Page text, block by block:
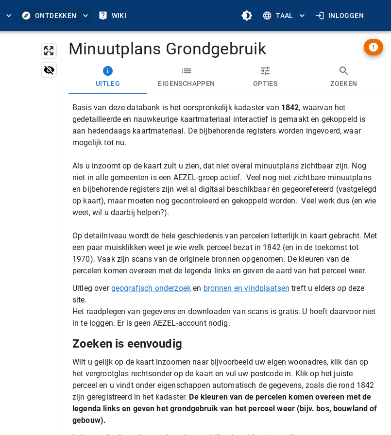
ONTDEKKEN WIKI TAAL INLOGGEN
Minuutplans Grondgebruik
UITLEG EIGENSCHAPPEN OPTIES ZOEKEN
Basis van deze databank is het oorspronkelijk kadaster van 1842, waarvan het
gedetailleerde en nauwkeurige kaartmateriaal interactief is gemaakt en gekoppeld is
aan hedendaags kaartmateriaal. De bijbehorende registers worden ingevoerd, waar
mogelijk tot nu.
Als u inzoomt op de kaart zult u zien, dat niet overal minuutplans zichtbaar zijn. Nog
niet in alle gemeenten is een AEZEL-groep actief. Veel nog niet zichtbare minuutplans
en bijbehorende registers zijn wel al digitaal beschikbaar én gegeorefereerd (vastgelegd
op kaart), maar moeten nog gecontroleerd en gekoppeld worden. Veel werk dus (en wie
weet, wil u daarbij helpen?).
Op detailniveau wordt de hele geschiedenis van percelen letterlijk in kaart gebracht. Met
een paar muisklikken weet je wie welk perceel bezat in 1842 (en in de toekomst tot
1970). Vaak zijn scans van de originele bronnen opgenomen. De kleuren van de
percelen komen overeen met de legenda links en geven de aard van het perceel weer.
Uitleg overgeografisch onderzoeken bronnen en vindplaatsen treft u elders op deze
site.
Het raadplegen van gegevens en downloaden van scans is gratis. U hoeft daarvoor niet
in te loggen. Er is geen AEZEL-account nodig.
Zoeken is eenvoudig
Wilt u gelijk op de kaart inzoomen naar bijvoorbeeld uw eigen woonadres, klik dan op
het vergrootglas rechtsonder op de kaart en vul uw postcode in. Klik op het juiste
perceel en u vindt onder eigenschappen automatisch de gegevens, zoals die rond 1842
zijn geregistreerd in het kadaster. De kleuren van de percelen komen overeen met de
legenda links en geven het grondgebruik van het perceel weer (bijv. bos, bouwland of
gebouw).